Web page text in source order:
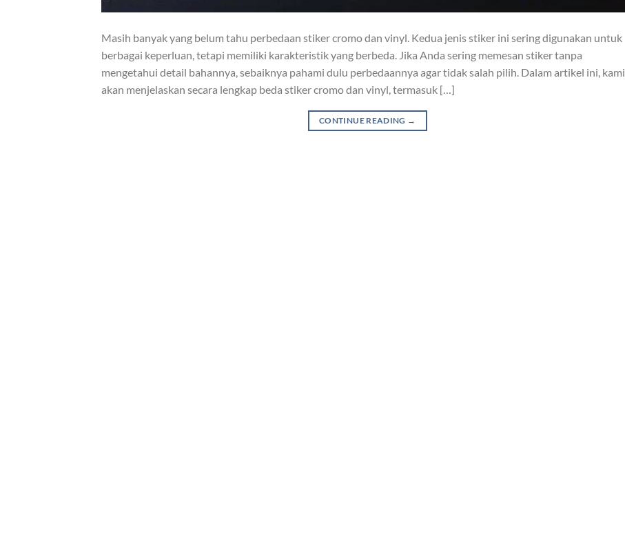
Masih banyak yang belum tahu perbedaan stiker cromo dan vinyl. Kedua jenis stiker ini sering digunakan untuk
berbagai keperluan, tetapi memiliki karakteristik yang berbeda. Jika Anda sering memesan stiker tanpa
mengetahui detail bahannya, sebaiknya pahami dulu perbedaannya agar tidak salah pilih. Dalam artikel ini, kami
akan menjelaskan secara lengkap beda stiker cromo dan vinyl, termasuk […]
CONTINUE READING →